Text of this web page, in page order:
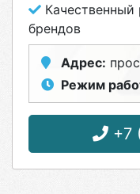
брендов
Адрес:
Режим
+7